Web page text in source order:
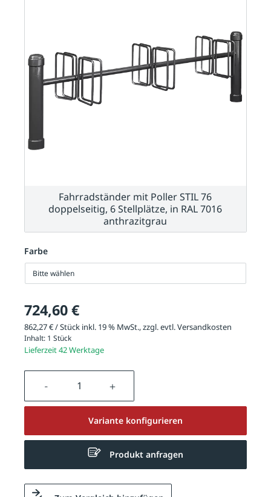
Farbe
Bitte wählen
724,60 €
862,27 € / Stück inkl. 19 % MwSt., zzgl. evtl.Versandkosten
Inhalt: 1 Stück
Lieferzeit 42 Werktage
Produkt Anzahl: Gib den
Variante konfigurieren
Produkt anfragen
Fahrradständer mit Poller STIL 76
doppelseitig, 6 Stellplätze, in RAL 7016
anthrazitgrau